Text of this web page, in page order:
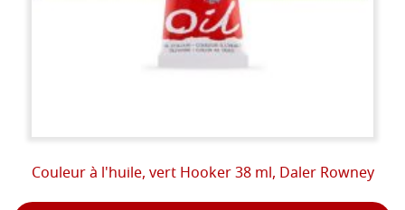
Couleur à l'huile, vert Hooker 38 ml, Daler Rowney